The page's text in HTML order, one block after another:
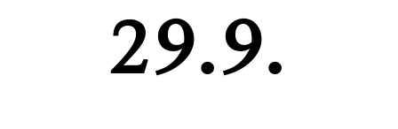
29.9.